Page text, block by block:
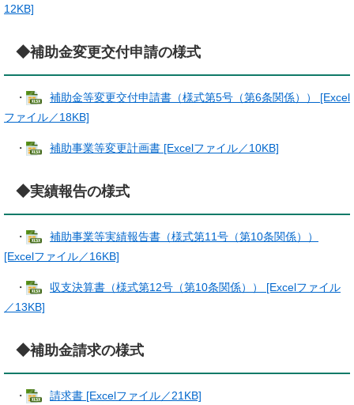
12KB]
◆補助金変更交付申請の様式
・
補助金等変更交付申請書（様式第5号（第6条関係）） [Excel
ファイル／18KB]
・ 補助事業等変更計画書 [Excelファイル／10KB]
◆実績報告の様式
・
補助事業等実績報告書（様式第11号（第10条関係））
[Excelファイル／16KB]
・
収支決算書（様式第12号（第10条関係）） [Excelファイル
／13KB]
◆補助金請求の様式
・ 請求書 [Excelファイル／21KB]